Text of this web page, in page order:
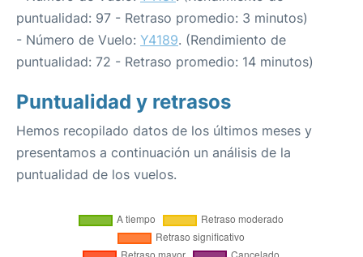
puntualidad: 97 - Retraso promedio: 3 minutos)
- Número de Vuelo: Y4189. (Rendimiento de
puntualidad: 72 - Retraso promedio: 14 minutos)
Puntualidad y retrasos
Hemos recopilado datos de los últimos meses y
presentamos a continuación un análisis de la
puntualidad de los vuelos.